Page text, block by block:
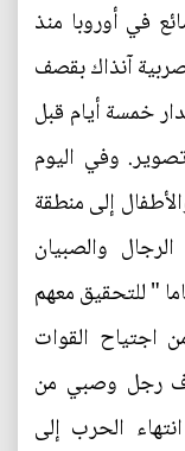
في أوروبا منذ
آنذاك بقصف
خمسة أيام قبل
وفي اليوم
إلى منطقة
والصبيان
من العمر ما بين 12 عاما و77 عاما " للتحقيق معهم
القوات
تم قتل حوالي 8 آلاف رجل وصبي من
الحرب إلى